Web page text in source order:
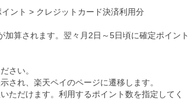
ント > クレジットカード決済利用分
算されます。翌々月2日～5日頃に確定ポイント
さい。
され、楽天ペイのページに遷移します。
ただけます。利用するポイント数を指定してく